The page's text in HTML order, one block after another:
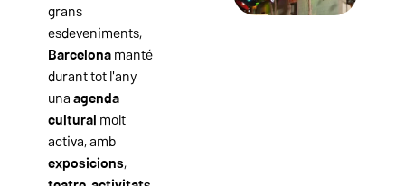
grans
esdeveniments,
Barcelona manté
durant tot l'any
una agenda
cultural molt
activa, amb
exposicions,